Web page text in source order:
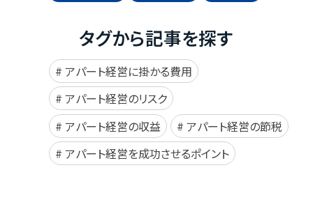
タグから記事を探す
アパート経営に掛かる費用
アパート経営のリスク
アパート経営の収益
アパート経営の節税
アパート経営を成功させるポイント